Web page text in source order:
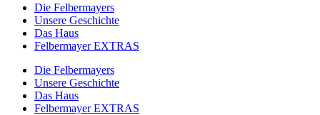
Die Felbermayers
Unsere Geschichte
Das Haus
Felbermayer EXTRAS
Die Felbermayers
Unsere Geschichte
Das Haus
Felbermayer EXTRAS